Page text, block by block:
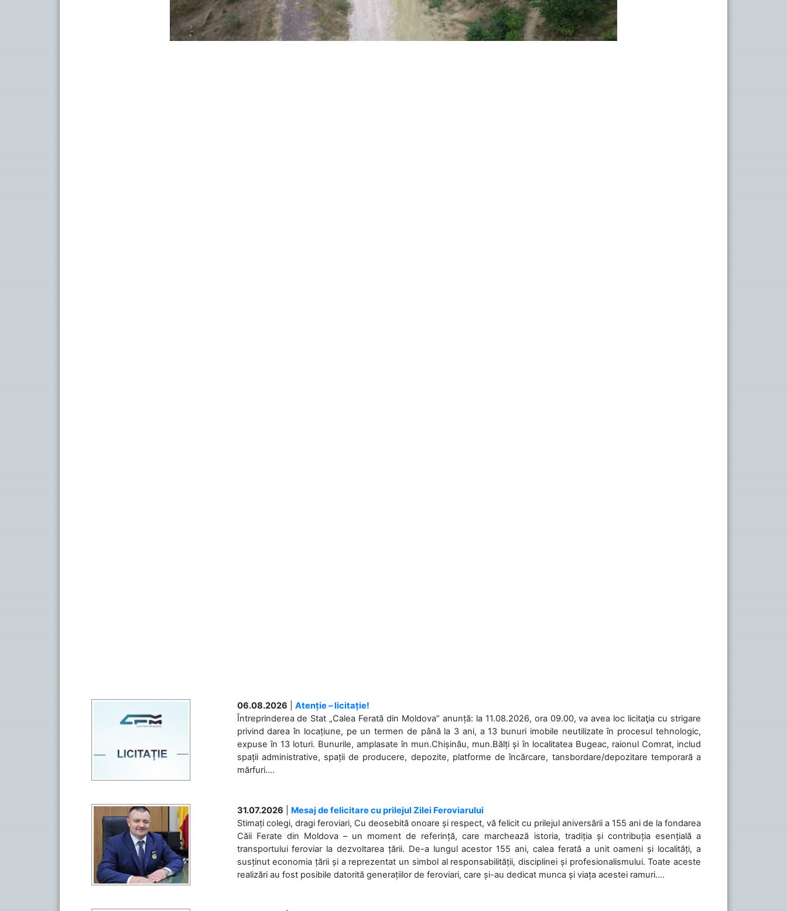
06.08.2026
Atenție – licitație!
Întreprinderea de Stat „Calea Ferată din Moldova” anunță: la 11.08.2026, ora 09.00, va avea loc licitaţia cu strigare
privind darea în locațiune, pe un termen de până la 3 ani, a 13 bunuri imobile neutilizate în procesul tehnologic,
expuse în 13 loturi. Bunurile, amplasate în mun.Chișinău, mun.Bălți și în localitatea Bugeac, raionul Comrat, includ
spații administrative, spații de producere, depozite, platforme de încărcare, tansbordare/depozitare temporară a
mărfuri....
31.07.2026
Mesaj de felicitare cu prilejul Zilei Feroviarului
Stimați colegi, dragi feroviari, Cu deosebită onoare și respect, vă felicit cu prilejul aniversării a 155 ani de la fondarea
Căii Ferate din Moldova – un moment de referință, care marchează istoria, tradiția și contribuția esențială a
transportului feroviar la dezvoltarea țării. De-a lungul acestor 155 ani, calea ferată a unit oameni și localități, a
susținut economia țării și a reprezentat un simbol al responsabilității, disciplinei și profesionalismului. Toate aceste
realizări au fost posibile datorită generațiilor de feroviari, care și-au dedicat munca și viața acestei ramuri....